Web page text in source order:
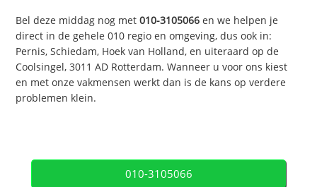
Bel deze middag nog met010-3105066 en we helpen je
direct in de gehele 010 regio en omgeving, dus ook in:
Pernis, Schiedam, Hoek van Holland, en uiteraard op de
Coolsingel, 3011 AD Rotterdam. Wanneer u voor ons kiest
en met onze vakmensen werkt dan is de kans op verdere
problemen klein.
010-3105066